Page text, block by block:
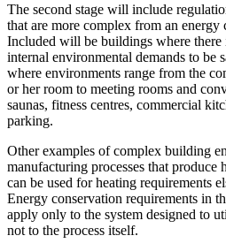
The second stage will include
that are more complex from an
Included will be buildings where
internal environmental demands to be
where environments range from the
or her room to meeting rooms and
saunas, fitness centres, commercial
parking.
Other examples of complex building
manufacturing processes that produce
can be used for heating requirements
Energy conservation requirements in
apply only to the system designed to
not to the process itself.